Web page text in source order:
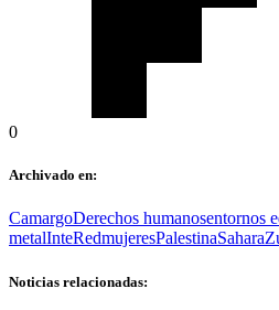
0
Archivado en:
CamargoDerechos humanosentornos
metalInteRedmujeresPalestinaSahara
Noticias relacionadas: